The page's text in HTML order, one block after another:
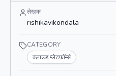
लेखक
rishikavikondala
CATEGORY
क्लाउड प्लेटफ़ॉर्म्स